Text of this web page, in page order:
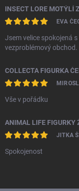
EVA
Jsem velice spokojená
vezproblémový obchod.
COLLECTA FIGURKA
Vše v pořádku
ANIMAL LIFE FIGURKY
JITKA
Spokojenost